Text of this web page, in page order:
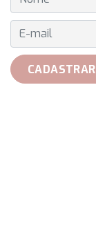
E-MAIL
CADASTRAR